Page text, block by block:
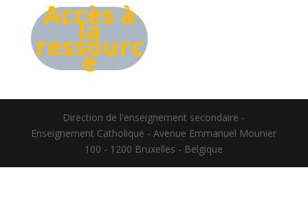
Accès à
la
ressourc
e
Direction de l'enseignement secondaire -
Enseignement Catholique - Avenue Emmanuel Mounier
100 - 1200 Bruxelles - Belgique